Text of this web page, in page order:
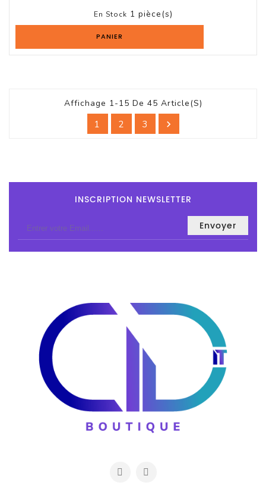
En Stock 1 pièce(s)
PANIER
Affichage 1-15 De 45 Article(s)
1 2 3 
INSCRIPTION NEWSLETTER